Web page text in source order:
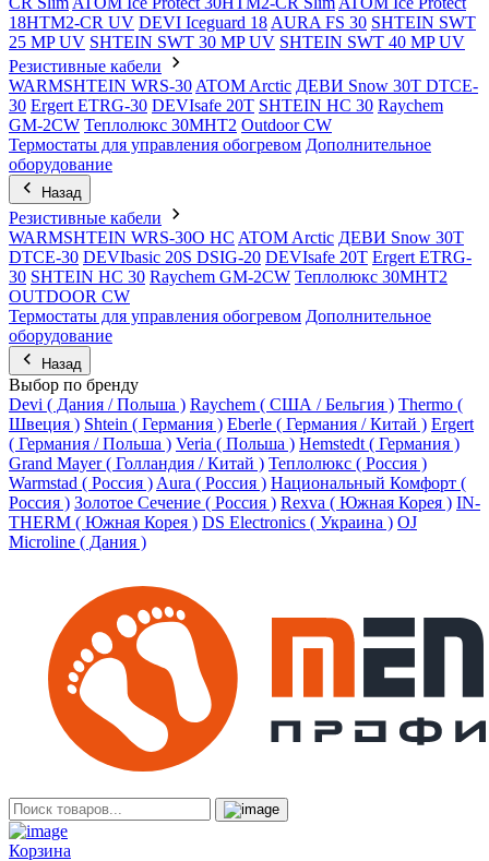
18HTM2-CR UV DEVI Iceguard 18 AURA FS 30 SHTEIN SWT
25 MP UV SHTEIN SWT 30 MP UV SHTEIN SWT 40 MP UV
Резистивные кабели
WARMSHTEIN WRS-30 ATOM Arctic ДЕВИ Snow 30T DTCE-
30 Ergert ETRG-30 DEVIsafe 20T SHTEIN HC 30 Raychem
GM-2CW Теплолюкс 30МНТ2 Outdoor CW
Термостаты для управления обогревом Дополнительное
оборудование
Назад
Резистивные кабели
WARMSHTEIN WRS-30O HC ATOM Arctic ДЕВИ Snow 30T
DTCE-30 DEVIbasic 20S DSIG-20 DEVIsafe 20T Ergert ETRG-
30 SHTEIN HC 30 Raychem GM-2CW Теплолюкс 30МНТ2
OUTDOOR CW
Термостаты для управления обогревом Дополнительное
оборудование
Назад
Выбор по бренду
Devi ( Дания / Польша ) Raychem ( США / Бельгия ) Thermo (
Швеция ) Shtein ( Германия ) Eberle ( Германия / Китай ) Ergert
( Германия / Польша ) Veria ( Польша ) Hemstedt ( Германия )
Grand Mayer ( Голландия / Китай ) Теплолюкс ( Россия )
Warmstad ( Россия ) Aura ( Россия ) Национальный Комфорт (
Россия ) Золотое Сечение ( Россия ) Rexva ( Южная Корея ) IN-
THERM ( Южная Корея ) DS Electronics ( Украина ) OJ
Microline ( Дания )
Корзина